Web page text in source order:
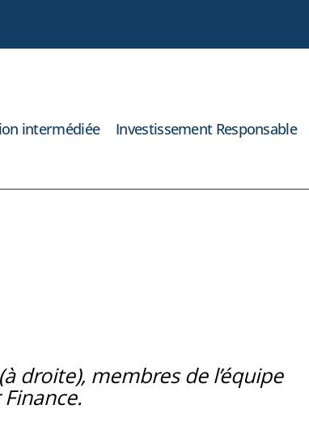
intermédiée Investissement Responsable
droite), membres de l’équipe